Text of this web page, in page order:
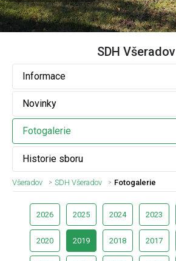
SDH Všeradov
Informace
Novinky
Fotogalerie
Historie sboru
Všeradov SDH Všeradov Fotogalerie
2026 2025 2024 2023
2020 2019 2018 2017